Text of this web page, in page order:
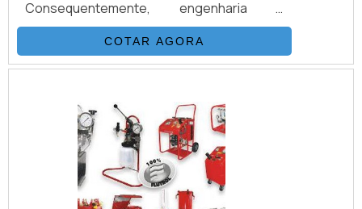
Consequentemente, engenharia e
construção são diretas e muito mais
rápidas. Os selos mecânicos utilizados,
aprovados em centenas de aplicações ao
unidades garantem o atendimento às mais
severas normas ambientais. O desenho
compacto das unidades permite ainda a
redução do espaço requerido para
instalação, resultando em .
COTAR AGORA